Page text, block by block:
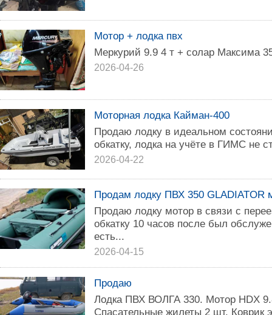
Мотор + лодка пвх
Меркурий 9.9 4 т + солар Максима
2026-04-26
Моторная лодка Кайман-400
Продаю лодку в идеальном
обкатку, лодка на учёте в ГИМС не
2026-04-22
Продам лодку ПВХ 350 GLADIATOR
Продаю лодку мотор в связи с
обкатку 10 часов после был
есть...
2026-04-15
Продаю
Лодка ПВХ ВОЛГА 330. Мотор НDX
Спасательные жилеты 2 шт. Коврик